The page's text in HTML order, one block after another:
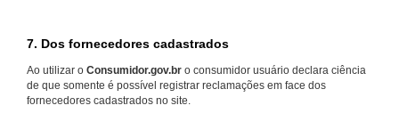
7. Dos fornecedores cadastrados
Ao utilizar o Consumidor.gov.br o consumidor usuário declara ciência
de que somente é possível registrar reclamações em face dos
fornecedores cadastrados no site.